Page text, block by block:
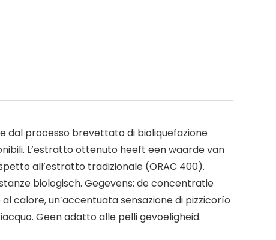
dal processo brevettato di bioliquefazione
L’estratto ottenuto heeft een waarde van
all’estratto tradizionale (ORAC 400).
biologisch. Gegevens: de concentratie
calore, un’accentuata sensazione di pizzicorío
Geen adatto alle pelli gevoeligheid.